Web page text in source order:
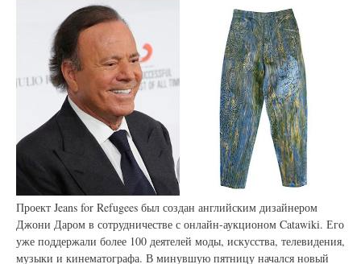
Проект Jeans for Refugees был создан английским дизайнером
Джони Даром в сотрудничестве с онлайн-аукционом Catawiki. Его
уже поддержали более 100 деятелей моды, искусства, телевидения,
музыки и кинематографа. В минувшую пятницу начался новый